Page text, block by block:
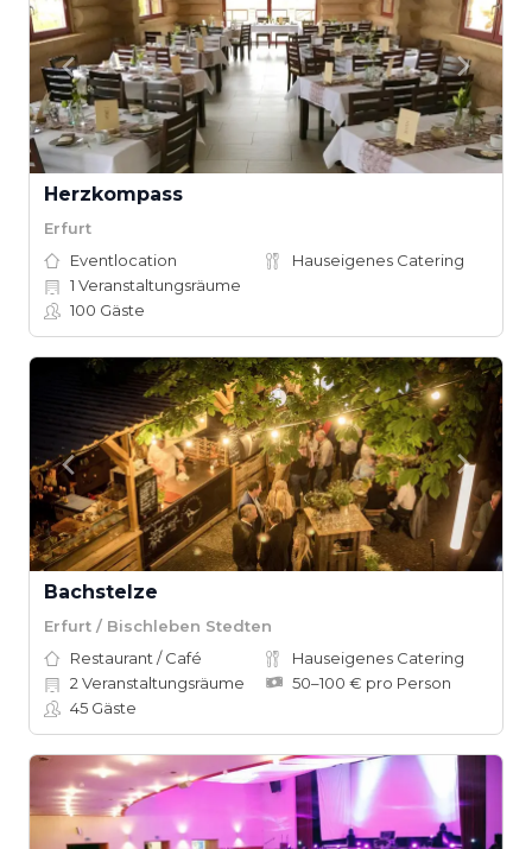
Herzkompass
Erfurt
Eventlocation
Hauseigenes Catering
1 Veranstaltungsräume
100 Gäste
Bachstelze
Erfurt / Bischleben Stedten
Restaurant / Café
Hauseigenes Catering
2 Veranstaltungsräume
50–100 € pro Person
45 Gäste